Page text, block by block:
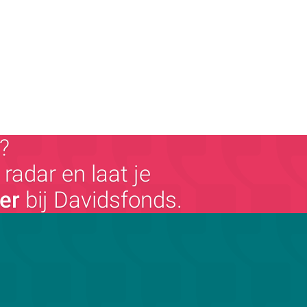
en laat je
bij Davidsfonds.